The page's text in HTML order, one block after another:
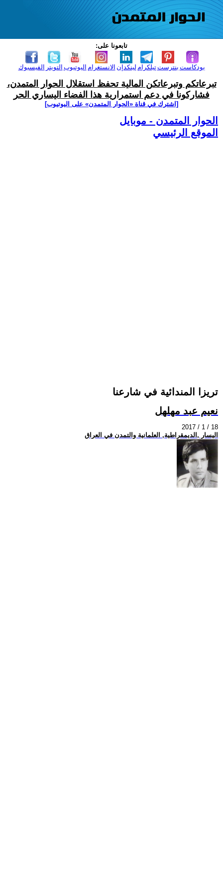
تابعونا على:
الفيسبوك التويتر اليوتيوب الانستغرام لينكدإن تيلكرامبنترست بودكاست
تبرعاتكم وتبرعاتكن المالية تحفظ استقلال الحوار المتمدن،
فشاركونا في دعم استمرارية هذا الفضاء اليساري الحر
[اشترك في قناة ‫«الحوار المتمدن» على اليوتيوب]
الحوار المتمدن - موبايل
الموقع الرئيسي
تريزا المندائية في شارعنا
نعيم عبد مهلهل
2017 / 1 / 18
اليسار ,الديمقراطية, العلمانية والتمدن في العراق